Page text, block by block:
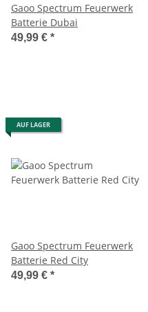
Gaoo Spectrum Feuerwerk
Batterie Dubai
49,99 € *
AUF LAGER
Gaoo Spectrum Feuerwerk
Batterie Red City
49,99 € *